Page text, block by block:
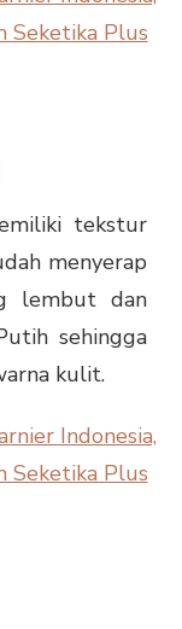
tekstur
menyerap
lembut dan
sehingga
kulit.